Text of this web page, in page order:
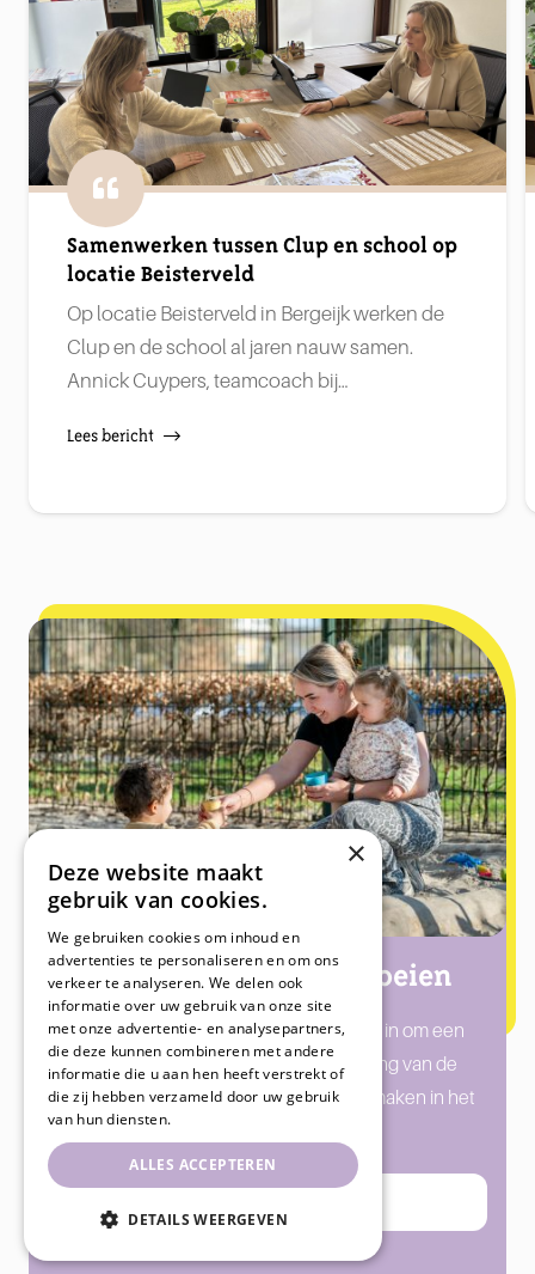
Samenwerken tussen Clup en school op
locatie Beisterveld
Op locatie Beisterveld in Bergeijk werken de
Clup en de school al jaren nauw samen.
Annick Cuypers, teamcoach bij…
Lees bericht
Met plezier samen groeien
Iedere dag spannen we ons met liefde in om een
bijdrage te leveren aan de ontwikkeling van de
kinderen. Ontdek hoe wij een verschil maken in het
×
Deze website maakt
gebruik van cookies.
We gebruiken cookies om inhoud en
advertenties te personaliseren en om ons
verkeer te analyseren. We delen ook
informatie over uw gebruik van onze site
met onze advertentie- en analysepartners,
die deze kunnen combineren met andere
informatie die u aan hen heeft verstrekt of
die zij hebben verzameld door uw gebruik
van hun diensten.
ALLES ACCEPTEREN
DETAILS WEERGEVEN